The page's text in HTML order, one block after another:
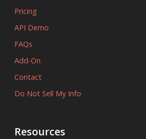
Pricing
API Demo
FAQs
Add-On
Contact
Do Not Sell My Info
Resources